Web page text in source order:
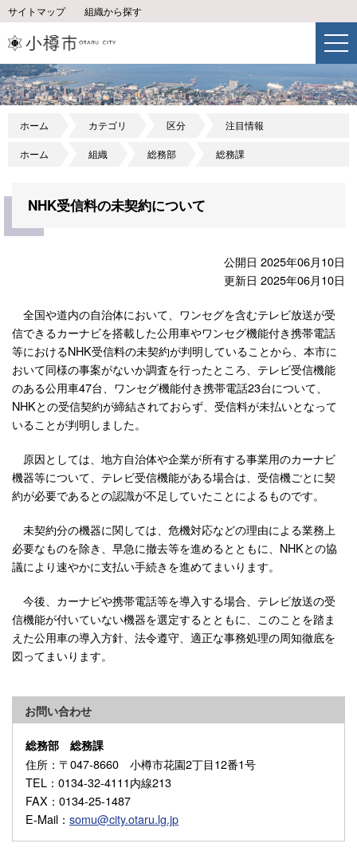
サイトマップ 組織から探す
ホーム カテゴリ 区分 注目情報
ホーム 組織 総務部 総務課
NHK受信料の未契約について
公開日 2025年06月10日
更新日 2025年06月10日
全国や道内の自治体において、ワンセグを含むテレビ放送が受
信できるカーナビを搭載した公用車やワンセグ機能付き携帯電話
等におけるNHK受信料の未契約が判明していることから、本市に
おいて同様の事案がないか調査を行ったところ、テレビ受信機能
のある公用車47台、ワンセグ機能付き携帯電話23台について、
NHKとの受信契約が締結されておらず、受信料が未払いとなって
いることが判明しました。
原因としては、地方自治体や企業が所有する事業用のカーナビ
機器等について、テレビ受信機能がある場合は、受信機ごとに契
約が必要であるとの認識が不足していたことによるものです。
未契約分の機器に関しては、危機対応などの理由による業務上
必要なものを除き、早急に撤去等を進めるとともに、NHKとの協
議により速やかに支払い手続きを進めてまいります。
今後、カーナビや携帯電話等を導入する場合、テレビ放送の受
信機能が付いていない機器を選定するとともに、このことを踏ま
えた公用車の導入方針、法令遵守、適正な事務処理の周知徹底を
図ってまいります。
お問い合わせ
総務部 総務課
住所 ：〒047-8660 小樽市花園2丁目12番1号
TEL ：0134-32-4111内線213
FAX ：0134-25-1487
E-Mail ： somu@city.otaru.lg.jp